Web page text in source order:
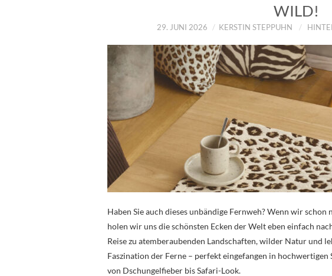
WILD!
29. JUNI 2026 KERSTIN STEPPUHN
Haben Sie auch dieses unbändige Fernweh? Wenn wir
holen wir uns die schönsten Ecken der Welt eben einfach
Reise zu atemberaubenden Landschaften, wilder Natur und
Faszination der Ferne – perfekt eingefangen in
von Dschungelfieber bis Safari-Look.